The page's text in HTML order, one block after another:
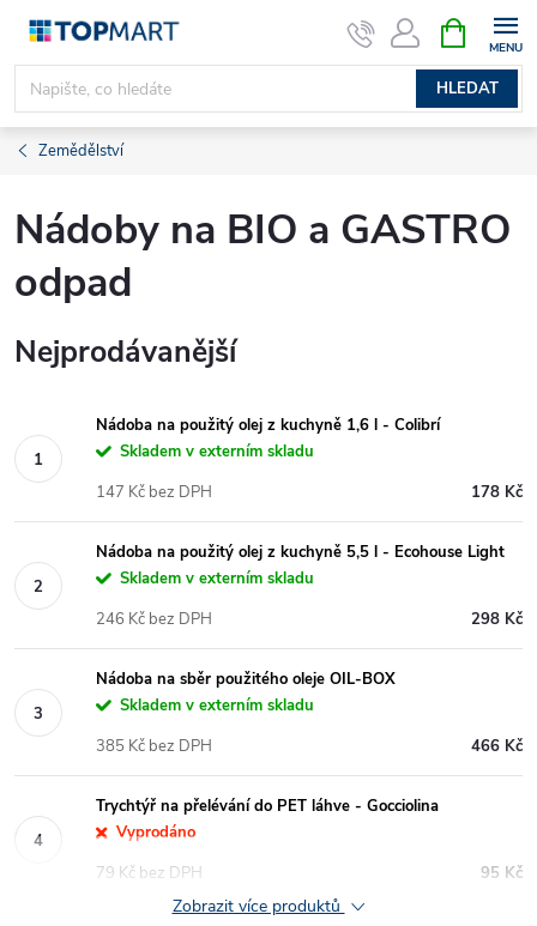
Přejít
obsah
HLEDAT
NÁKUPNÍ
KOŠÍK
Zemědělství
Nádoby na BIO a GASTRO
odpad
Nejprodávanější
Nádoba na použitý olej z kuchyně 1,6 l - Colibrí
Skladem v externím skladu
178 Kč
147 Kč bez DPH
Nádoba na použitý olej z kuchyně 5,5 l - Ecohouse Light
Skladem v externím skladu
298 Kč
246 Kč bez DPH
Nádoba na sběr použitého oleje OIL-BOX
Skladem v externím skladu
466 Kč
385 Kč bez DPH
Trychtýř na přelévání do PET láhve - Gocciolina
Vyprodáno
95 Kč
79 Kč bez DPH
Zobrazit více produktů